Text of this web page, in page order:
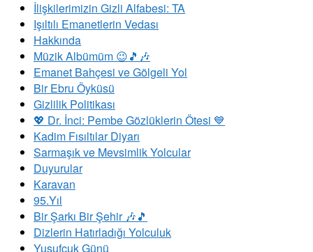
İlişkilerimizin Gizli Alfabesi: TA
​Işıltılı Emanetlerin Vedası
Hakkında
Müzik Albümüm 😉🎵🎶
Emanet Bahçesi ve Gölgeli Yol
Bir Ebru Öyküsü
Gizlilik Politikası
💖 Dr. İnci: Pembe Gözlüklerin Ötesi 💙
Kadim Fısıltılar Diyarı
Sarmaşık ve Mevsimlik Yolcular
Duyurular
Karavan
95.Yıl
Bir Şarkı Bir Şehir 🎶🎵
Dizlerin Hatırladığı Yolculuk
Yusufçuk Günü